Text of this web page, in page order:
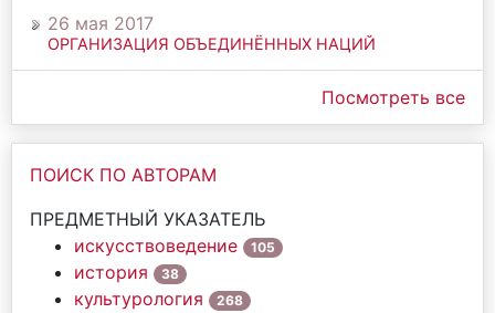
26 мая 2017
ОРГАНИЗАЦИЯ ОБЪЕДИНЁННЫХ НАЦИЙ
Посмотреть все
ПОИСК ПО АВТОРАМ
ПРЕДМЕТНЫЙ УКАЗАТЕЛЬ
искусствоведение
105
история 38
культурология 268